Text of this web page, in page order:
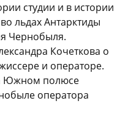
студии и в истории
льдах Антарктиды
Чернобыля.
Кочеткова о
и операторе.
Южном полюсе
оператора